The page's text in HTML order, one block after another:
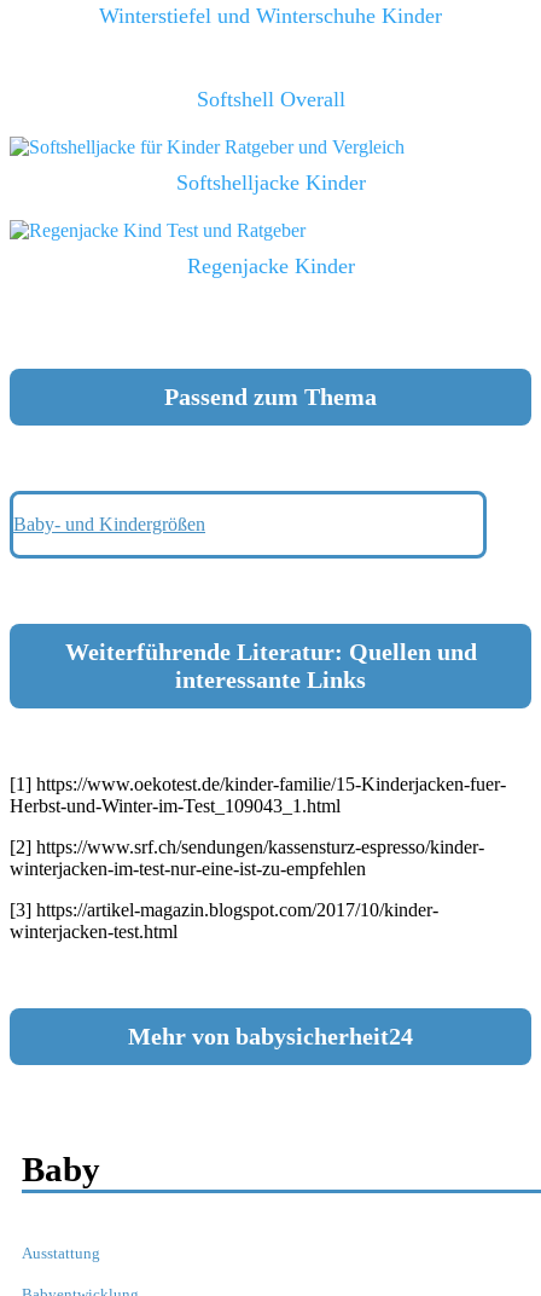
Winterstiefel und Winterschuhe Kinder
Softshell Overall
Softshelljacke Kinder
Regenjacke Kinder
Passend zum Thema
Baby- und Kindergrößen
Weiterführende Literatur: Quellen und
interessante Links
[1] https://www.oekotest.de/kinder-familie/15-Kinderjacken-fuer-
Herbst-und-Winter-im-Test_109043_1.html
[2] https://www.srf.ch/sendungen/kassensturz-espresso/kinder-
winterjacken-im-test-nur-eine-ist-zu-empfehlen
[3] https://artikel-magazin.blogspot.com/2017/10/kinder-
winterjacken-test.html
Mehr von babysicherheit24
Baby
Ausstattung